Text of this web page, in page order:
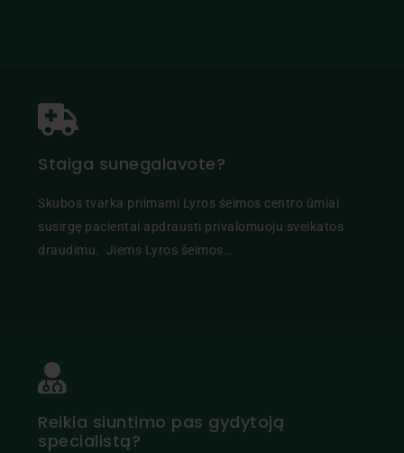
Staiga sunegalavote?
Skubos tvarka priimami Lyros šeimos centro ūmiai
susirgę pacientai apdrausti privalomuoju sveikatos
draudimu. Jiems Lyros šeimos…
Reikia siuntimo pas gydytoją
specialistą?